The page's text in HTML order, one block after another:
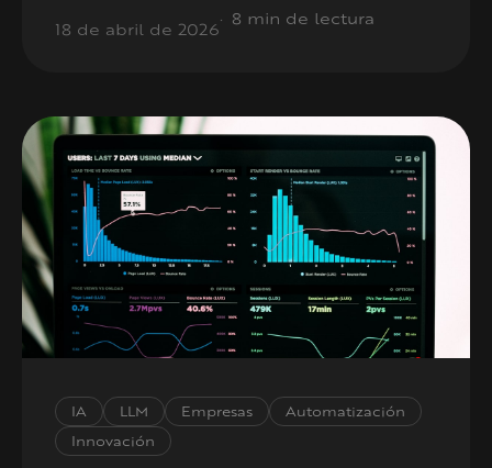
18 de abril de 2026
8 min de lectura
IA LLM Empresas
Automatización
Innovación